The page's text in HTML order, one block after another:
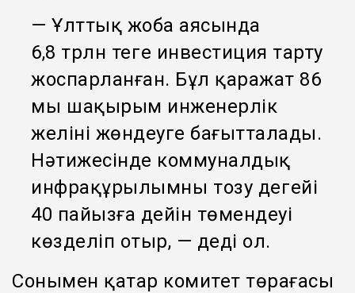
— Ұлттық жоба аясында
6,8 трлн теңге инвестиция тарту
жоспарланған. Бұл қаражат 86
мың шақырым инженерлік
желіні жөндеуге бағытталады.
Нәтижесінде коммуналдық
инфрақұрылымның тозу деңгейі
40 пайызға дейін төмендеуі
көзделіп отыр, — деді ол.
Сонымен қатар комитет төрағасы